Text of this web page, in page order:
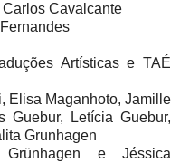
Carlos Cavalcante
Artísticas e TAÉ
Elisa Maganhoto, Jamille
Letícia Guebur,
Grunhagen
e Jéssica